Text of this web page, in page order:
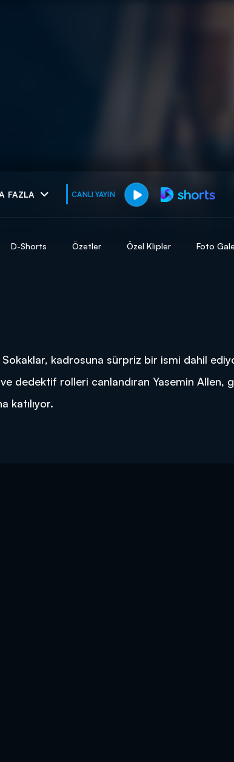
FAZLA CANLI YAYIN
muhteşem ikili
D-Shorts Özetler Özel Klipler Foto
Sokaklar, kadrosuna sürpriz bir ismi dahil
dedektif rolleri canlandıran Yasemin Allen,
katılıyor.